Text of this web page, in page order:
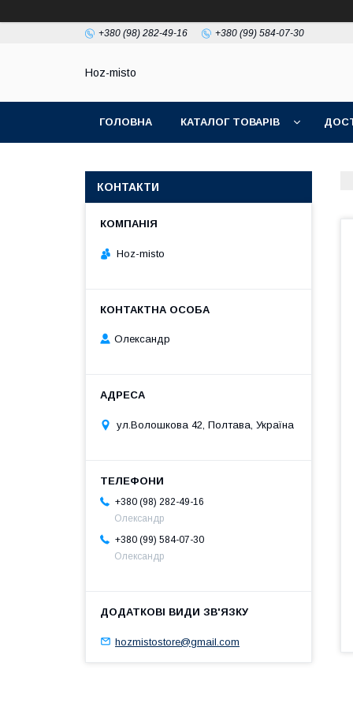
+380 (98) 282-49-16 +380 (99) 584-07-30
Hoz-misto
ГОЛОВНА КАТАЛОГ ТОВАРІВ
КОНТАКТИ
Hoz-misto
Олександр
ул.Волошкова 42, Полтава, Україна
+380 (98) 282-49-16
Олександр
+380 (99) 584-07-30
Олександр
hozmistostore@gmail.com